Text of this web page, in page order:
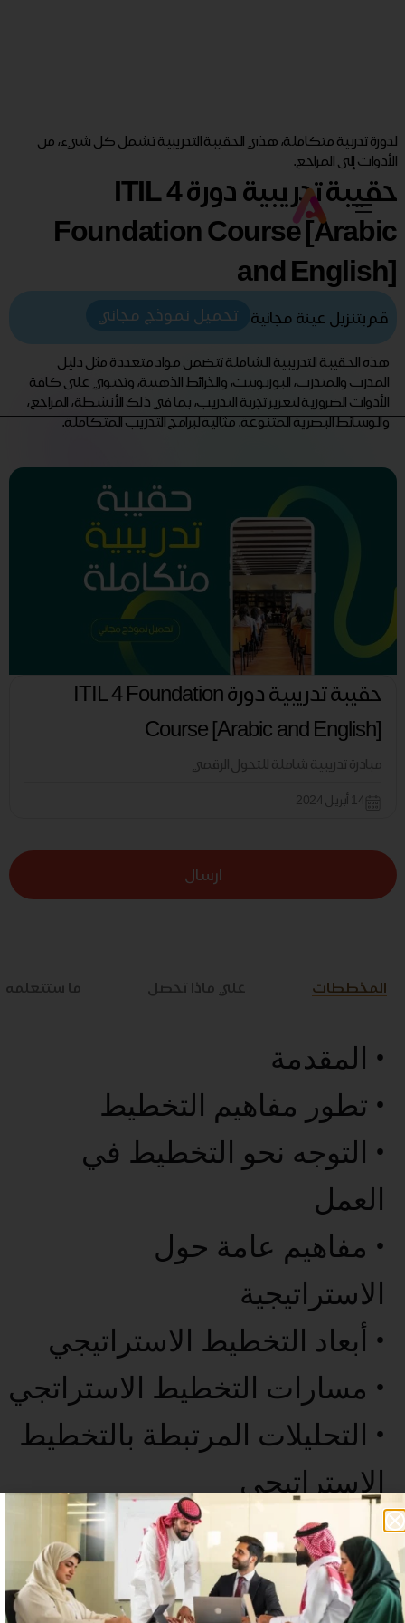
لدورة تدربية متكاملة، هذي الحقيبة التدريبية تشمل كل شيء، من
الأدوات إلى المراجع.
حقيبة تدريبية دورة ITIL 4
Foundation Course [Arabic
and English]
قم بتنزيل عينة مجانية تحميل نموذج مجاني
هذه الحقيبة التدريبية الشاملة تتضمن مواد متعددة مثل دليل
المدرب والمتدرب، البوربوينت، والخرائط الذهنية، وتحتوي على كافة
الأدوات الضرورية لتعزيز تجربة التدريب، بما في ذلك الأنشطة، المراجع،
والوسائط البصرية المتنوعة. مثالية لبرامج التدريب المتكاملة.
حقيبة تدريبية دورة ITIL 4 Foundation
Course [Arabic and English]
مبادرة تدريبية شاملة للتحول الرقمي
14 أبريل 2024
ارسال
المخططات علي ماذا تحصل ما ستتعلمه
• المقدمة
• تطور مفاهيم التخطيط
• التوجه نحو التخطيط في
العمل
• مفاهيم عامة حول
الاستراتيجية
• أبعاد التخطيط الاستراتيجي
• مسارات التخطيط الاستراتجي
• التحليلات المرتبطة بالتخطيط
الاستراتيجي
• الخاتمة